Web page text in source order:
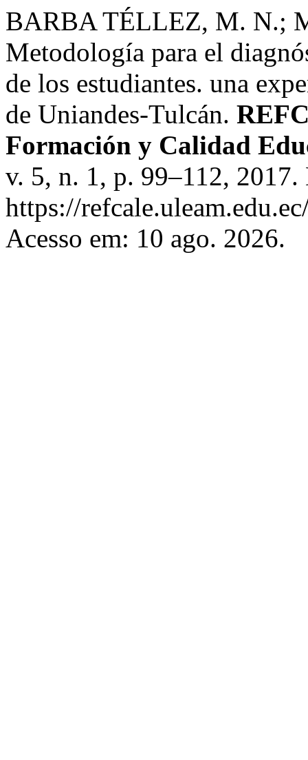
BARBA TÉLLEZ, M. N.;
Metodología para el
de los estudiantes. una
de Uniandes-Tulcán.
Formación y Calidad
v. 5, n. 1, p. 99–112,
https://
Acesso em: 10 ago. 2026.